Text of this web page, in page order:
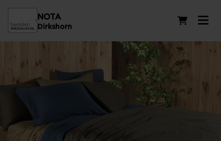
NOTA
Dirkshorn